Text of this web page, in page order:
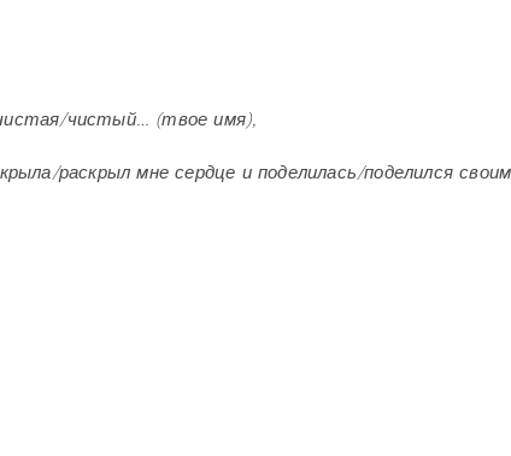
чистый… (твое имя),
раскрыл мне сердце и поделилась/поделился